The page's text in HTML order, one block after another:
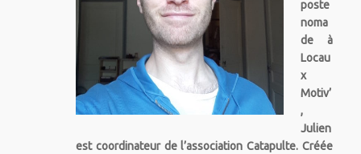
poste
noma
de à
Locau
x
Motiv’
,
Julien
est coordinateur de l’association Catapulte. Créée